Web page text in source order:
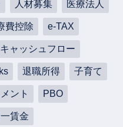
人材募集 医療法人
費控除 e-TAX
キャッシュフロー
退職所得 子育て
ント PBO
賃金